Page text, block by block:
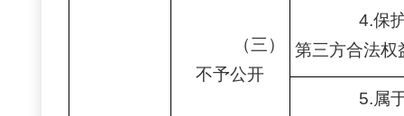
（三）
不予公开
4.保
第三方合法权
5.属